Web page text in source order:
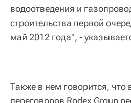
водоотведения и
строительства первой
май 2012 года", -
Также в нем говорится, что
переговоров Rodex Group